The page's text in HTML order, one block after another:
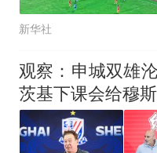
新华社
观察：申城双雄
茨基下课会给穆